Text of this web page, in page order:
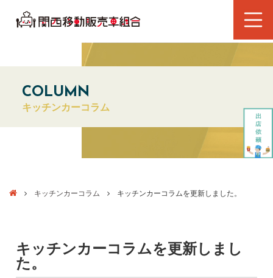
COLUMN
キッチンカーコラム
キッチンカーコラム キッチンカーコラムを更新しました。
キッチンカーコラムを更新しまし
た。